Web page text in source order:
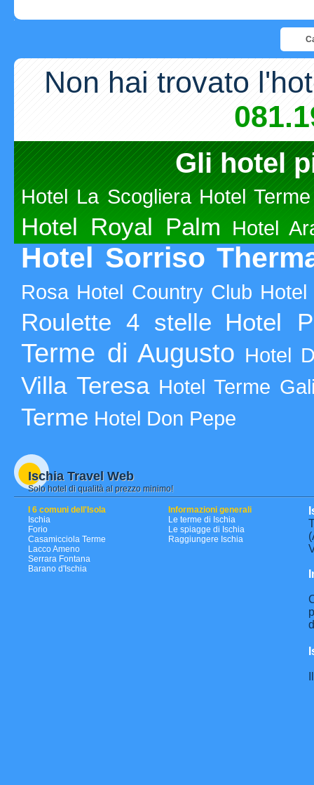
Non hai trovato
Gli hotel
Hotel La Scogliera Hotel
Hotel Royal Palm Hotel
Hotel Sorriso
Rosa Hotel Country Club
Roulette 4 stelle Hotel
Terme di Augusto Hotel
Villa Teresa Hotel Terme
Terme Hotel Don Pepe
Ischia Travel Web
Solo hotel di qualità al prezzo minimo!
I 6 comuni dell'Isola
Ischia
Forio
Casamicciola Terme
Lacco Ameno
Serrara Fontana
Barano d'Ischia
Informazioni generali
Le terme di Ischia
Le spiagge di Ischia
Raggiungere Ischia